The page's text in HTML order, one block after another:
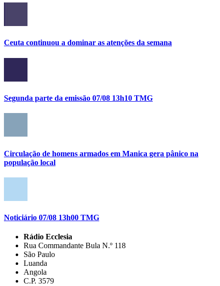
Ceuta continuou a dominar as atenções da semana
Segunda parte da emissão 07/08 13h10 TMG
Circulação de homens armados em Manica gera pânico na
população local
Noticiário 07/08 13h00 TMG
Rádio Ecclesia
Rua Commandante Bula N.º 118
São Paulo
Luanda
Angola
C.P. 3579